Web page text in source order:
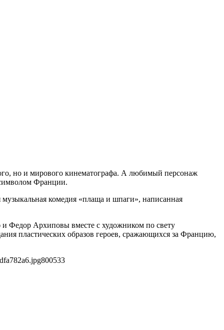
но и мирового кинематографа. А любимый персонаж
Франции.
комедия «плаща и шпаги», написанная
Федор Архиповы вместе с художником по свету
пластических образов героев, сражающихся за Францию,
800533